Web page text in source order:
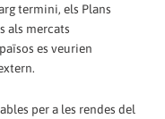
termini, els Plans
als mercats
es veurien
per a les rendes del